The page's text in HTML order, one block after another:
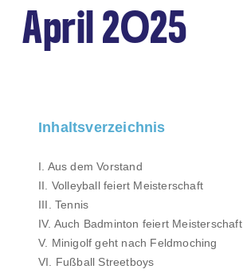
April 2025
Inhaltsverzeichnis
I. Aus dem Vorstand
II. Volleyball feiert Meisterschaft
III. Tennis
IV. Auch Badminton feiert Meisterschaft
V. Minigolf geht nach Feldmoching
VI. Fußball Streetboys